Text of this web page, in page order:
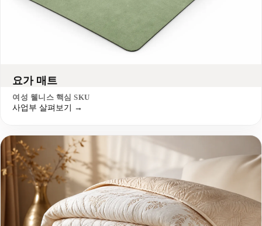
요가 매트
여성 웰니스 핵심 SKU
사업부 살펴보기 →